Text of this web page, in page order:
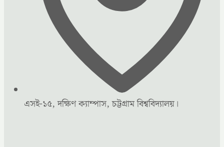
এসই-১৫, দক্ষিণ ক্যাম্পাস, চট্টগ্রাম বিশ্ববিদ্যালয়।